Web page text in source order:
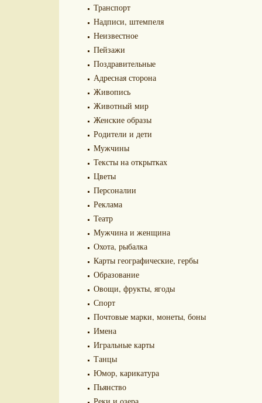
Транспорт
Надписи, штемпеля
Неизвестное
Пейзажи
Поздравительные
Адресная сторона
Живопись
Животный мир
Женские образы
Родители и дети
Мужчины
Тексты на открытках
Цветы
Персоналии
Реклама
Театр
Мужчина и женщина
Охота, рыбалка
Карты географические, гербы
Образование
Овощи, фрукты, ягоды
Спорт
Почтовые марки, монеты, боны
Имена
Игральные карты
Танцы
Юмор, карикатура
Пьянство